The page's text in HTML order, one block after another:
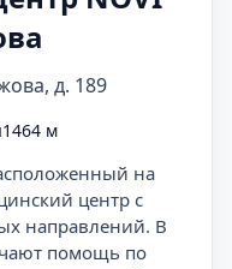
д. 189
1464 м
на
центр с
направлений. В
помощь по